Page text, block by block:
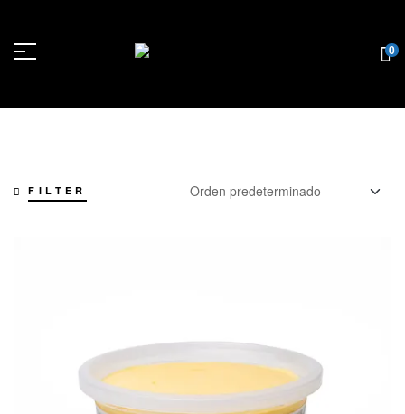
0
FILTER